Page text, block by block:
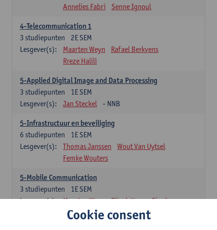
Annelies Fabri
Senne Ignoul
4-Telecommunication 1
2E SEM
3 studiepunten
Lesgever(s):
Maarten Weyn
Rafael Berkvens
Rreze Halili
5-Applied Digital Image and Data Processing
1E SEM
3 studiepunten
Lesgever(s):
Jan Steckel - NNB
5-Infrastructuur en beveiliging
1E SEM
6 studiepunten
Lesgever(s):
Thomas Janssen
Wout Van Uytsel
Femke Wouters
5-Mobile Communication
1E SEM
3 studiepunten
Lesgever(s):
Maarten Weyn Ritesh Kumar Singh
5-Telecommunication 2Cookie consent